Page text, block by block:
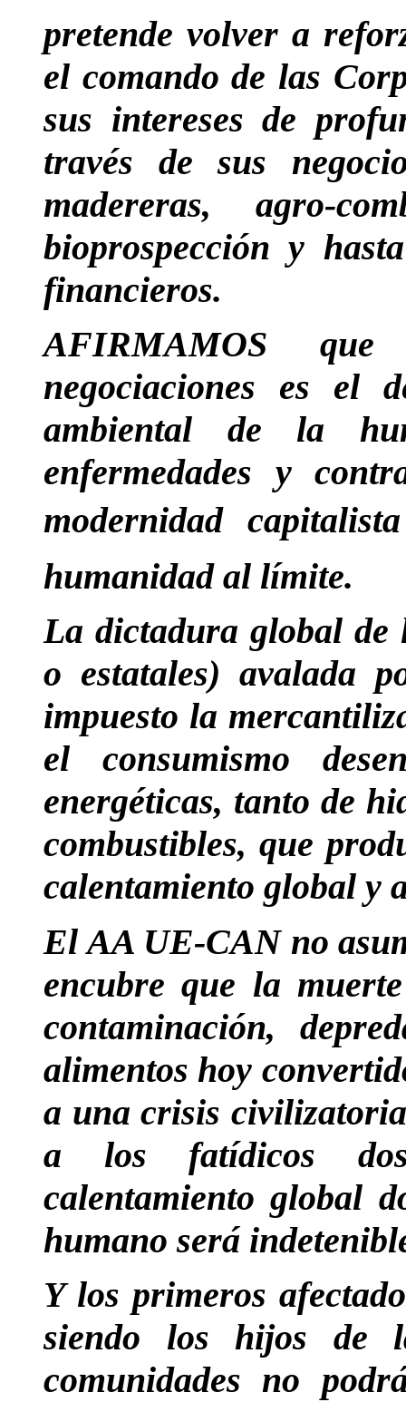
pretende volver a
el comando de las
sus intereses de
través de sus
madereras, agro-
bioprospección y
financieros.
AFIRMAMOS
negociaciones es el
ambiental de la
enfermedades y
modernidad
humanidad al límite.
La dictadura global de
o estatales) avalada
impuesto la
el consumismo
energéticas, tanto de
combustibles, que
calentamiento global y
El AA UE-CAN no
encubre que la
contaminación,
alimentos hoy
a una crisis
a los fatídicos
calentamiento global
humano será
Y los primeros
siendo los hijos de
comunidades no